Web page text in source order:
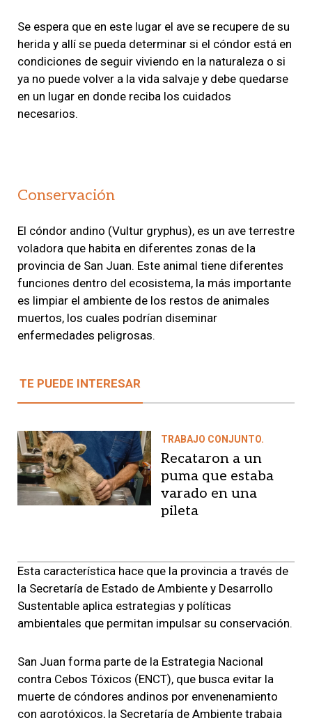
Se espera que en este lugar el ave se recupere de su
herida y allí se pueda determinar si el cóndor está en
condiciones de seguir viviendo en la naturaleza o si
ya no puede volver a la vida salvaje y debe quedarse
en un lugar en donde reciba los cuidados
necesarios.
Conservación
El cóndor andino (Vultur gryphus), es un ave terrestre
voladora que habita en diferentes zonas de la
provincia de San Juan. Este animal tiene diferentes
funciones dentro del ecosistema, la más importante
es limpiar el ambiente de los restos de animales
muertos, los cuales podrían diseminar
enfermedades peligrosas.
TE PUEDE INTERESAR
TRABAJO CONJUNTO.
Recataron a un
puma que estaba
varado en una
pileta
Esta característica hace que la provincia a través de
la Secretaría de Estado de Ambiente y Desarrollo
Sustentable aplica estrategias y políticas
ambientales que permitan impulsar su conservación.
San Juan forma parte de la Estrategia Nacional
contra Cebos Tóxicos (ENCT), que busca evitar la
muerte de cóndores andinos por envenenamiento
con agrotóxicos, la Secretaría de Ambiente trabaja